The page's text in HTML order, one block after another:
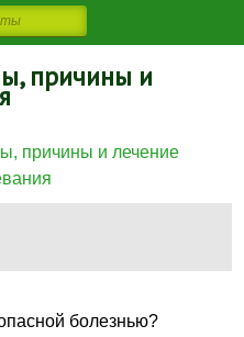
причины и
болезнью?